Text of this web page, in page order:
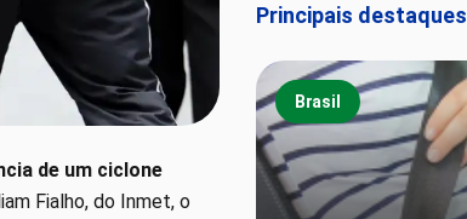
de um ciclone
Fialho, do Inmet, o
Principais destaques
Brasil